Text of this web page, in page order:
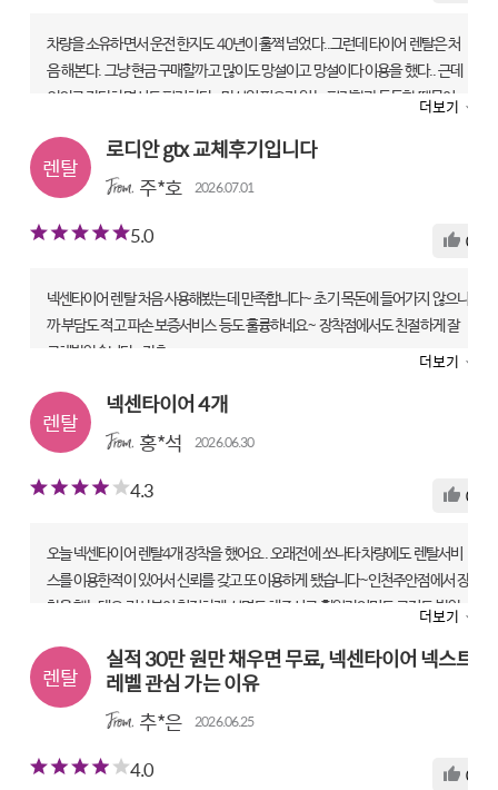
차량을 소유하면서 운전 한지도 40년이 훌쩍 넘었다..그런데 타이어 렌탈은 처
음 해본다. 그냥 현금 구매할까고 많이도 망설이고 망설이다 이용을 했다.. 근데
의외로 간단하면서도 편리하다.. 망설일 필요가 없는 편리함과 든든함 때문이
홀하게 하는 것 없이 친절하고 정성껏 최선을 다해주신다. 설명까지..어차피 카
드를 이용하니 할인, 운행중 타이어파손시 교체, 조기마모시 무료 교체에 정기
다..
렌탈 전문점|타이어테크 초전점
만족도
더보기
로디안 gtx 교체후기입니다
주*호
2026.07.01
5.0 0
넥센타이어 렌탈 처음 사용해봤는데 만족합니다~ 초기 목돈에 들어가지 않으니
까 부담도 적고 파손 보증서비스 등도 훌륭하네요~ 장착점에서도 친절하게 잘
교체받았습니다~강추~~
ROADIAN GTX | 235/60 R18
렌탈 전문점|타이어테크 상동점
만족도
상품 5 기사
더보기
넥센타이어 4개
홍*석
2026.06.30
4.3 0
오늘 넥센타이어 렌탈4개 장착을 했어요.. 오래전에 쏘나타 차량에도 렌탈서비
스를 이용한적이 있어서 신뢰를 갖고 또 이용하게 됐습니다~인천주안점에서 장
착을 했는데요 기사분이 친절하게 설명도 해주시고 휠얼라인먼트 교정도 받았
ROADIAN GTX | 225/60 R18
렌탈 전문점|타이어테크 주안점
만족도
더보기
실적 30만 원만 채우면 무료, 넥센타이어 넥스트
레벨 관심 가는 이유
추*은
2026.06.25
4.0 0